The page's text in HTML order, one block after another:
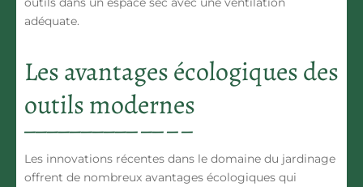
adéquate.
Les avantages écologiques des
outils modernes
Les innovations récentes dans le domaine du jardinage
offrent de nombreux avantages écologiques qui